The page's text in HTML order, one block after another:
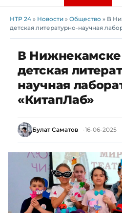
НТР 24 » Новости » Общество » В
детская литературно-научная
В Нижнекамске
детская
научная
«КитапЛаб»
Булат Саматов 16-06-2025